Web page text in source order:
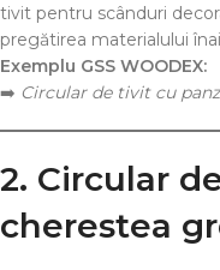
tivit pentru scânduri
pregătirea materialului
Exemplu GSS WOODEX:
➡️ Circular de tivit cu
2. Circular
cherestea